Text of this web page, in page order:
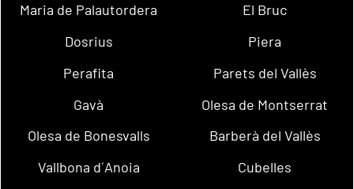
Maria de Palautordera
El Bruc
Dosrius
Piera
Perafita
Parets del Vallès
Gavà
Olesa de Montserrat
Olesa de Bonesvalls
Barberà del Vallès
Vallbona d´Anoia
Cubelles